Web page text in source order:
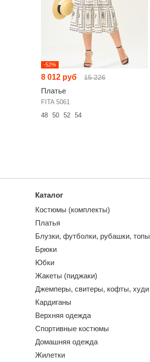
-52%
8 012 руб 15 226
Платье
FITA 5061
48
50 52 54
Каталог
Костюмы (комплекты)
Платья
Блузки, футболки, рубашки, топы
Брюки
Юбки
Жакеты (пиджаки)
Джемперы, свитеры, кофты, худи
Кардиганы
Верхняя одежда
Спортивные костюмы
Домашняя одежда
Жилетки